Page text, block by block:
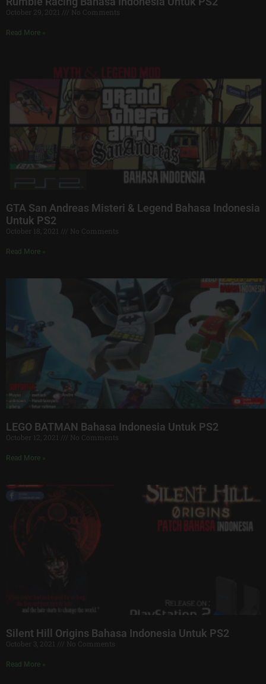
October 29, 2021 No Comments
Read More »
GTA San Andreas Misteri & Legend Bahasa Indonesia
Untuk PS2
October 18, 2021 No Comments
Read More »
LEGO BATMAN Bahasa Indonesia Untuk PS2
October 12, 2021 No Comments
Read More »
Silent Hill Origins Bahasa Indonesia Untuk PS2
October 3, 2021 No Comments
Read More »